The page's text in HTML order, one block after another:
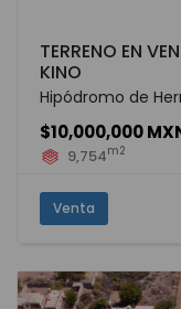
TERRENO EN
KINO
Hipódromo de
$10,000,000
9,754m2
Venta